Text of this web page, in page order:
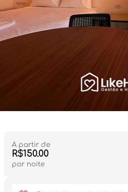
A partir de
R$150.00
por noite